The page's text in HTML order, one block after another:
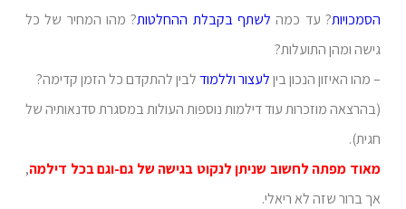
הסמכויות? עד כמה לשתף בקבלת ההחלטות? מהו המחיר של כל
גישה ומהן התועלות?
– מהו האיזון הנכון ביןלעצור וללמודלבין להתקדם כל הזמן קדימה?
(בהרצאה מוזכרות עוד דילמות נוספות העולות במסגרת סדנאותיה של
חגית).
מאוד מפתה לחשוב שניתן לנקוט בגישה של גם-וגם בכל דילמה,
אך ברור שזה לא ריאלי.